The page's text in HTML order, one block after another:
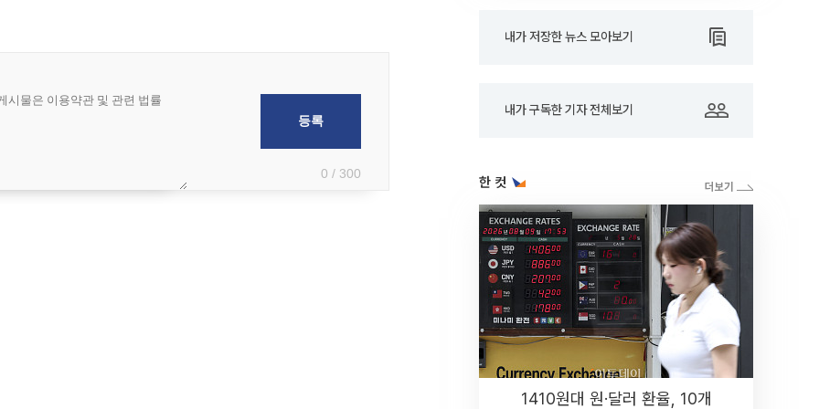
0 / 300
내가 저장한 뉴스 모아보기
내가 구독한 기자 전체보기
한 컷
1410원대 원·달러 환율, 10개